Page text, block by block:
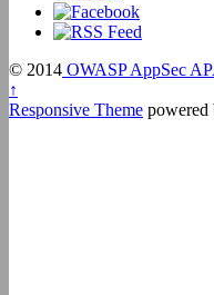
© 2014 OWASP AppSec
↑
Responsive Theme powered